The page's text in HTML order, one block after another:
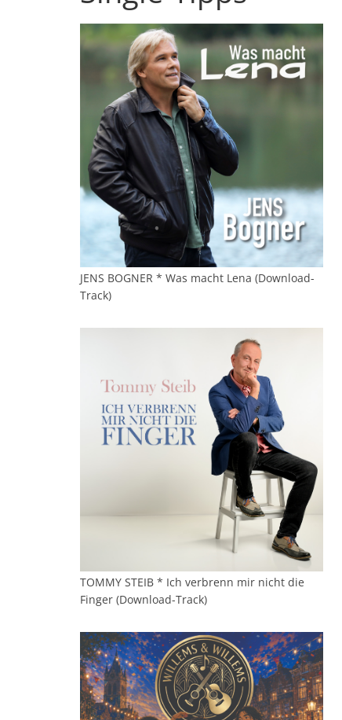
JENS BOGNER * Was macht Lena (Download-
Track)
TOMMY STEIB * Ich verbrenn mir nicht die
Finger (Download-Track)